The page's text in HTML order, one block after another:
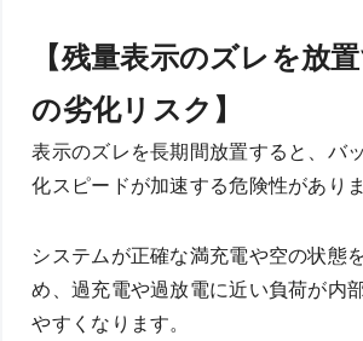
【残量表示のズレを放
の劣化リスク】
表示のズレを長期間放置すると、バ
化スピードが加速する危険性がありま
システムが正確な満充電や空の状態
め、過充電や過放電に近い負荷が内
やすくなります。